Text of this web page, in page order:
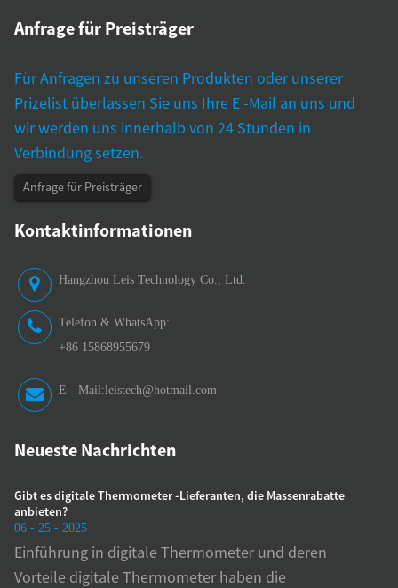
Anfrage für Preisträger
Für Anfragen zu unseren Produkten oder unserer
Prizelist überlassen Sie uns Ihre E -Mail an uns und
wir werden uns innerhalb von 24 Stunden in
Verbindung setzen.
Anfrage für Preisträger
Kontaktinformationen
Hangzhou Leis Technology Co., Ltd.
Telefon & WhatsApp:
+86 15868955679
E - Mail:leistech@hotmail.com
Neueste Nachrichten
Gibt es digitale Thermometer -Lieferanten, die Massenrabatte
anbieten?
06 - 25 - 2025
Einführung in digitale Thermometer und deren
Vorteile digitale Thermometer haben die